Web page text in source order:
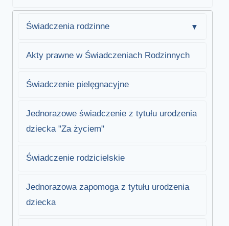
Świadczenia rodzinne
Akty prawne w Świadczeniach Rodzinnych
Świadczenie pielęgnacyjne
Jednorazowe świadczenie z tytułu urodzenia
dziecka "Za życiem"
Świadczenie rodzicielskie
Jednorazowa zapomoga z tytułu urodzenia
dziecka